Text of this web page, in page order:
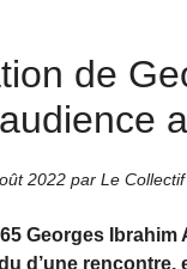
de
2022 par Le
Georges
d’une